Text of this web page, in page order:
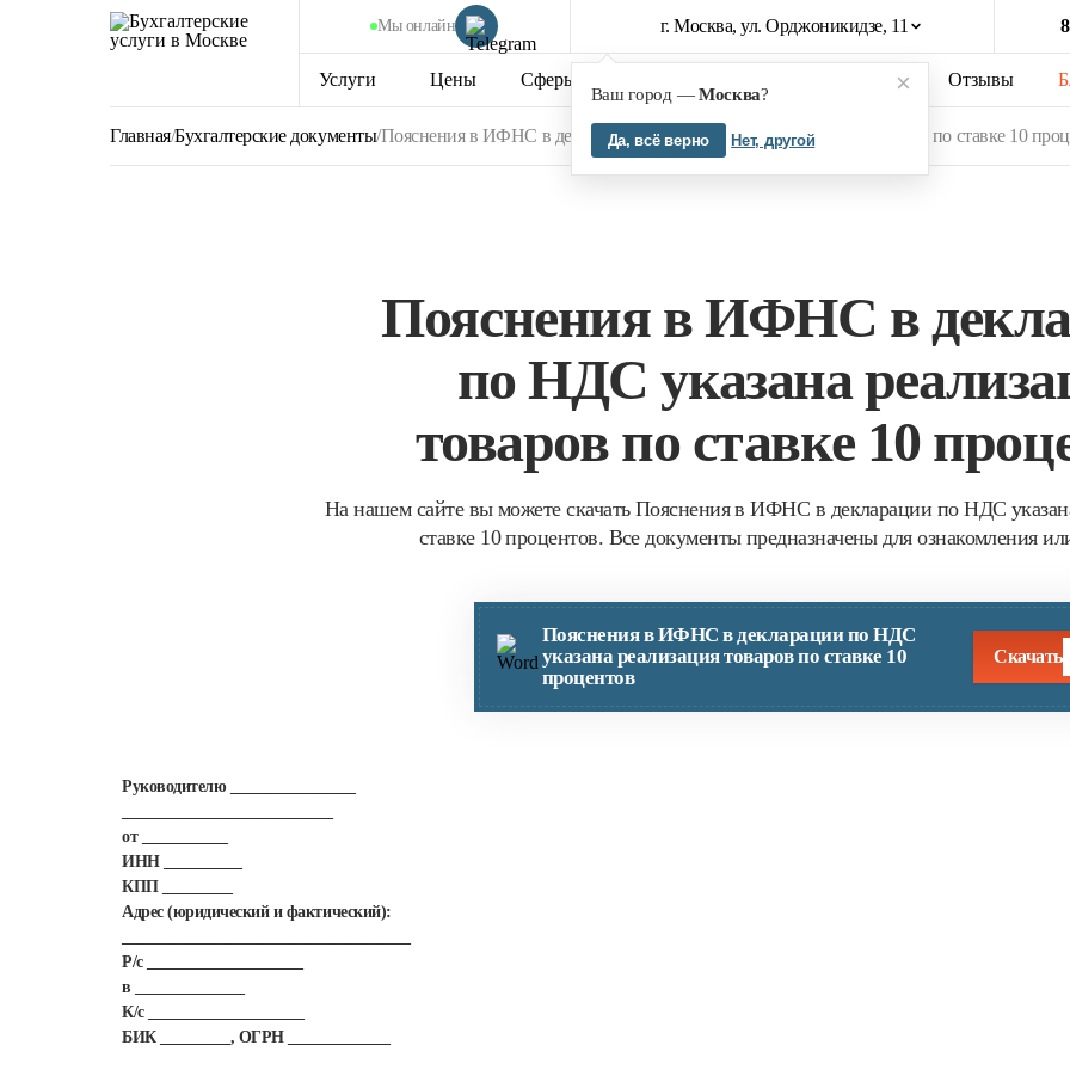
Мы онлайн г. Москва, ул. Орджоникидзе, 11
×
Ваш город —Москва?
Да, всё верно Нет, другой
Услуги Цены Сферы бизнеса Отзывы
Главная/Бухгалтерские документы/Пояснения в ИФНС в декларации по НДС указана реализация товаров по ставке 10
Пояснения в ИФНС в
по НДС указана
товаров по ставке 10
На нашем сайте вы можете скачать Пояснения в ИФНС в декларации по НДС
ставке 10 процентов. Все документы предназначены для ознакомления
Пояснения в ИФНС в декларации по НДС
указана реализация товаров по ставке 10
процентов
Скачать
Руководителю ________________
от ___________
ИНН __________
КПП _________
Адрес (юридический и фактический):
Р/с ____________________
в ______________
К/с ____________________
БИК _________, ОГРН _____________